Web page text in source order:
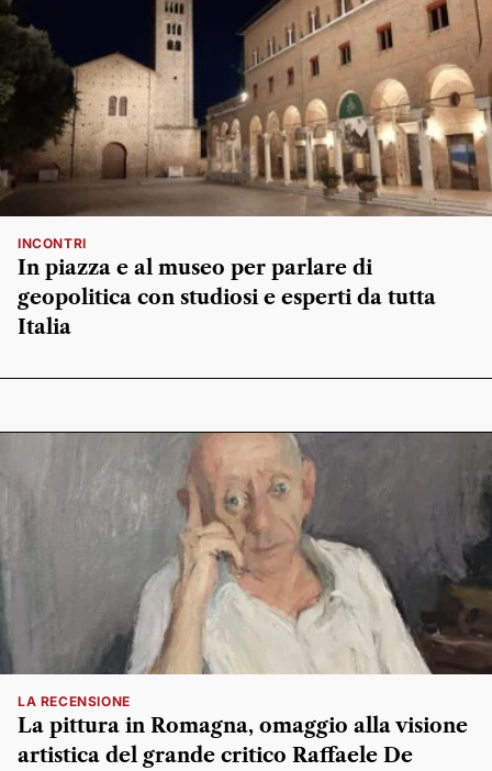
INCONTRI
In piazza e al museo per parlare di
geopolitica con studiosi e esperti da tutta
Italia
LA RECENSIONE
La pittura in Romagna, omaggio alla visione
artistica del grande critico Raffaele De